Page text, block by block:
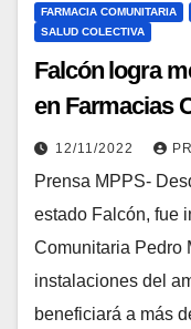
FARMACIA COMUNITARIA
SALUD COLECTIVA
Falcón logra
en Farmacias
12/11/2022
Prensa MPPS-
estado Falcón, fue
Comunitaria Pedro
instalaciones del
beneficiará a más